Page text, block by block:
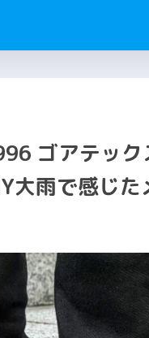
ゴアテッ
大雨で感じ